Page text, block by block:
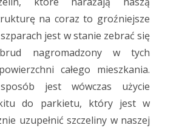
na coraz to groźniejsze
jest w stanie zebrać się
nagromadzony w tych
całego mieszkania.
jest wówczas użycie
do parkietu, który jest w
uzupełnić szczeliny w naszej